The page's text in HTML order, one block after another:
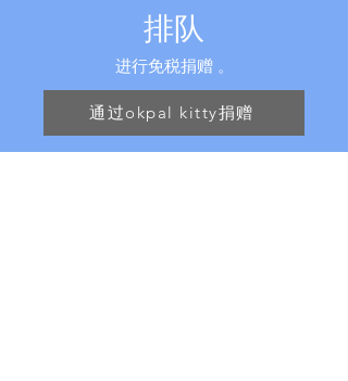
排队
进行免税捐赠 。
通过okpal kitty捐赠